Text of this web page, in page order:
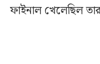
ফাইনাল খেলেছিল